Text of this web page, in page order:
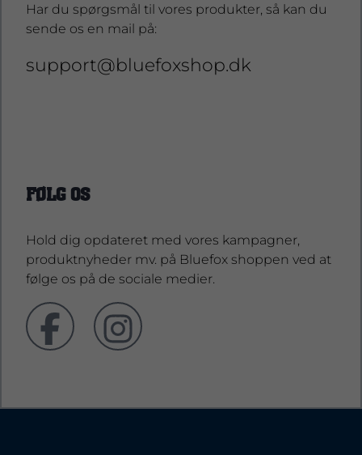
Har du spørgsmål til vores produkter, så kan du
sende os en mail på:
support@bluefoxshop.dk
FØLG OS
Hold dig opdateret med vores kampagner,
produktnyheder mv. på Bluefox shoppen ved at
følge os på de sociale medier.